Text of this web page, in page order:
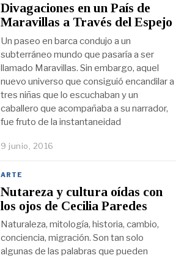
Divagaciones en un País de
Maravillas a Través del Espejo
Un paseo en barca condujo a un
subterráneo mundo que pasaría a ser
llamado Maravillas. Sin embargo, aquel
nuevo universo que consiguió encandilar a
tres niñas que lo escuchaban y un
caballero que acompañaba a su narrador,
fue fruto de la instantaneidad
9 junio, 2016
ARTE
Nutareza y cultura oídas con
los ojos de Cecilia Paredes
Naturaleza, mitología, historia, cambio,
conciencia, migración. Son tan solo
algunas de las palabras que pueden